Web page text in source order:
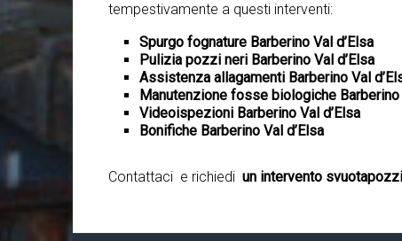
tempestivamente a questi interventi:
Spurgo fognature Barberino Val d’Elsa
Pulizia pozzi neri Barberino Val d’Elsa
Assistenza allagamenti Barberino Val
Manutenzione fosse biologiche Barberino
Videoispezioni Barberino Val d’Elsa
Bonifiche Barberino Val d’Elsa
Contattaci e richiedi un intervento